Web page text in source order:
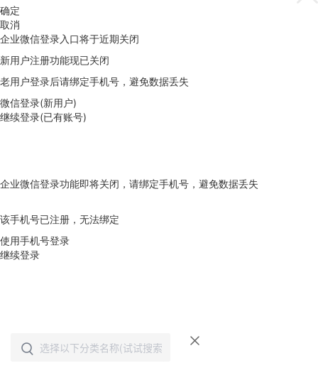
确定
取消
企业微信登录入口将于近期关闭
新用户注册功能现已关闭
老用户登录后请绑定手机号，避免数据丢失
微信登录(新用户)
继续登录(已有账号)
企业微信登录功能即将关闭，请绑定手机号，避免数据丢失
该手机号已注册，无法绑定
使用手机号登录
继续登录